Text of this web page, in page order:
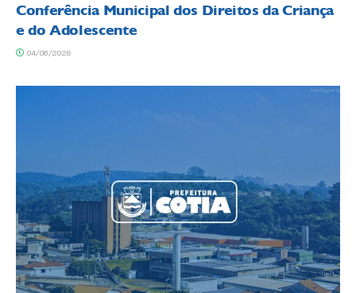
Conferência Municipal dos Direitos da Criança
e do Adolescente
04/08/2026